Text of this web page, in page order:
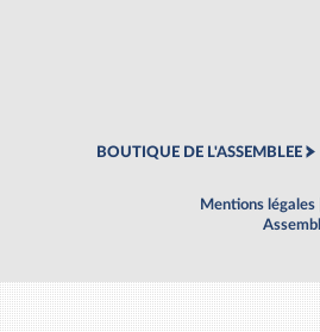
BOUTIQUE DE L'ASSEMBLEE
Mentions légales